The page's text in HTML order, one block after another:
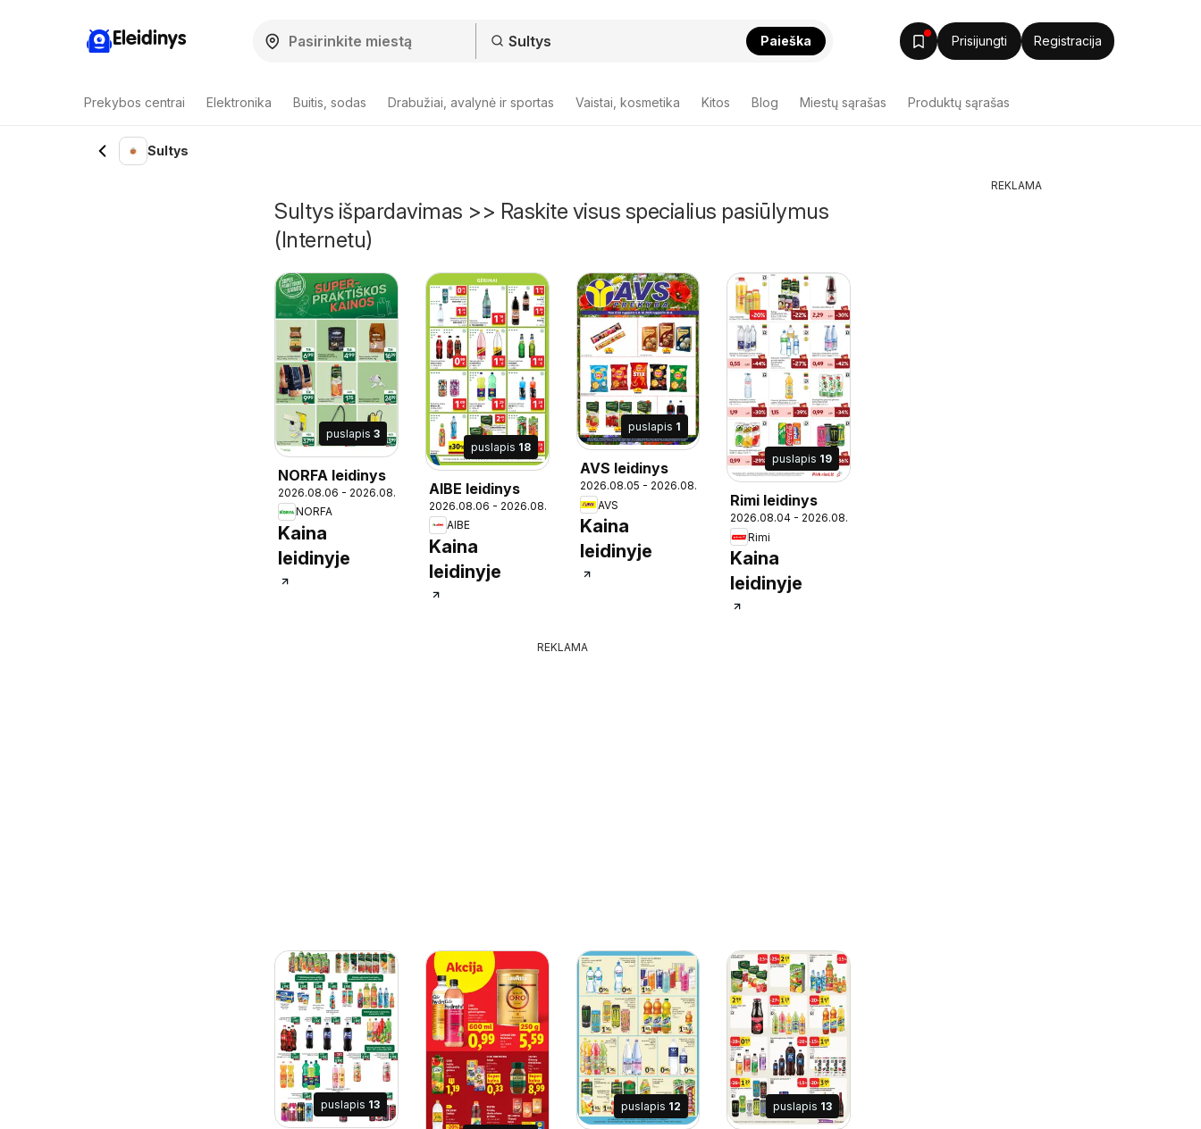
Eleidinys Paieška Prisijungti Registracija
Prekybos centrai Elektronika Buitis, sodas Drabužiai, avalynė ir sportas Vaistai, kosmetika Kitos Blog Miestų sąrašas Produktų sąrašas
Sultys
Sultys išpardavimas >> Raskite visus specialius pasiūlymus
(Internetu)
puslapis 3
NORFA leidinys
2026.08.06 - 2026.08.19
NORFA
Kaina
leidinyje
puslapis 18
AIBE leidinys
2026.08.06 - 2026.08.18
AIBE
Kaina
leidinyje
puslapis 1
AVS leidinys
2026.08.05 - 2026.08.20
AVS
Kaina
leidinyje
puslapis 19
Rimi leidinys
2026.08.04 - 2026.08.10
Rimi
Kaina
leidinyje
REKLAMA
puslapis 13 puslapis 12 puslapis 13
REKLAMA